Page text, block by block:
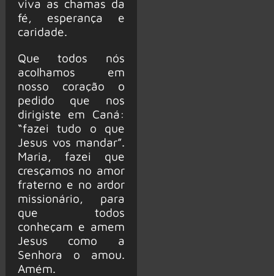
viva as chamas da
fé, esperança e
caridade.
Que todos nós
acolhamos em
nosso coração o
pedido que nos
dirigiste em Caná:
“fazei tudo o que
Jesus vos mandar”.
Maria, fazei que
cresçamos no amor
fraterno e no ardor
missionário, para
que todos
conheçam e amem
Jesus como a
Senhora o amou.
Amém.